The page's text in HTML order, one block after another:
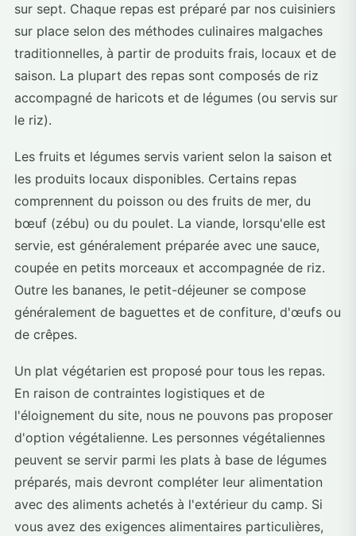
sur sept. Chaque repas est préparé par nos cuisiniers
sur place selon des méthodes culinaires malgaches
traditionnelles, à partir de produits frais, locaux et de
saison. La plupart des repas sont composés de riz
accompagné de haricots et de légumes (ou servis sur
le riz).
Les fruits et légumes servis varient selon la saison et
les produits locaux disponibles. Certains repas
comprennent du poisson ou des fruits de mer, du
bœuf (zébu) ou du poulet. La viande, lorsqu'elle est
servie, est généralement préparée avec une sauce,
coupée en petits morceaux et accompagnée de riz.
Outre les bananes, le petit-déjeuner se compose
généralement de baguettes et de confiture, d'œufs ou
de crêpes.
Un plat végétarien est proposé pour tous les repas.
En raison de contraintes logistiques et de
l'éloignement du site, nous ne pouvons pas proposer
d'option végétalienne. Les personnes végétaliennes
peuvent se servir parmi les plats à base de légumes
préparés, mais devront compléter leur alimentation
avec des aliments achetés à l'extérieur du camp. Si
vous avez des exigences alimentaires particulières,